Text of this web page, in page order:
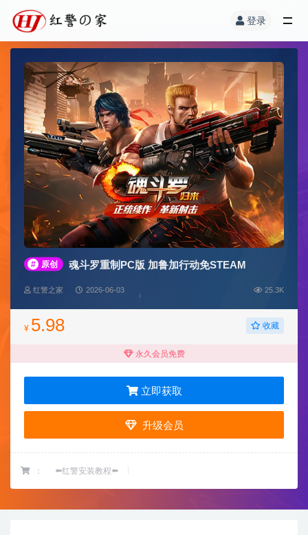
登录
# 原创 魂斗罗重制PC版 加鲁加行动免STEAM
红警之家 2026-06-03 25.3K
¥ 5.98 收藏
永久会员免费
立即获取
升级会员
： ⬅️红警安装教程⬅️